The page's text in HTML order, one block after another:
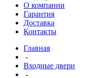
О компании
Гарантия
Доставка
Контакты
Главная
-
Входные двери
-